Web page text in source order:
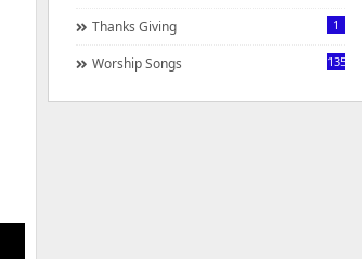
Thanks Giving 1
Worship Songs 1350